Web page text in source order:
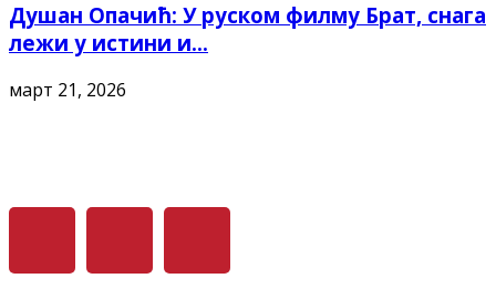
Душан Опачић: У руском филму Брат, снага
лежи у истини и...
март 21, 2026